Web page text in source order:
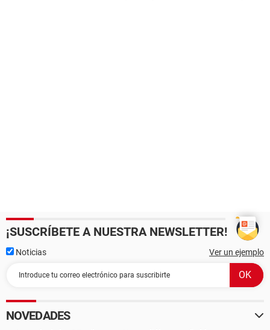
¡SUSCRÍBETE A NUESTRA NEWSLETTER!
Noticias Ver un ejemplo
NOVEDADES